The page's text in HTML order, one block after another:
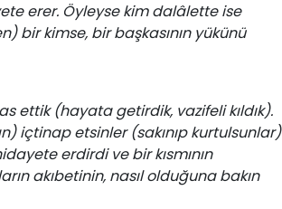
erer. Öyleyse kim dalâlette ise
bir kimse, bir başkasının yükünü
ettik (hayata getirdik, vazifeli kıldık).
içtinap etsinler (sakınıp kurtulsunlar)
erdirdi ve bir kısmının
akıbetinin, nasıl olduğuna bakın